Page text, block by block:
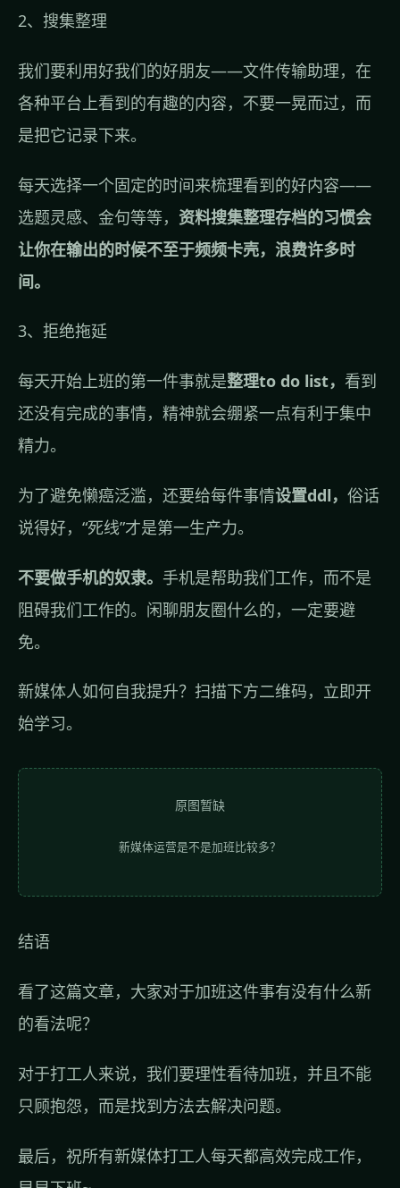
2、搜集整理
我们要利用好我们的好朋友——文件传输助理，在
各种平台上看到的有趣的内容，不要一晃而过，而
是把它记录下来。
每天选择一个固定的时间来梳理看到的好内容——
选题灵感、金句等等， 资料搜集整理存档的习惯会
让你在输出的时候不至于频频卡壳，浪费许多时
间。
3、拒绝拖延
每天开始上班的第一件事就是整理to do list， 看到
还没有完成的事情，精神就会绷紧一点有利于集中
精力。
为了避免懒癌泛滥，还要给每件事情设置ddl， 俗话
说得好，“死线”才是第一生产力。
不要做手机的奴隶。 手机是帮助我们工作，而不是
阻碍我们工作的。闲聊朋友圈什么的，一定要避
免。
新媒体人如何自我提升？扫描下方二维码，立即开
始学习。
原图暂缺
新媒体运营是不是加班比较多？
结语
看了这篇文章，大家对于加班这件事有没有什么新
的看法呢？
对于打工人来说，我们要理性看待加班，并且不能
只顾抱怨，而是找到方法去解决问题。
最后，祝所有新媒体打工人每天都高效完成工作，